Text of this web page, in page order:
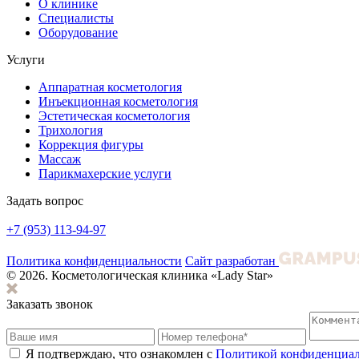
О клинике
Специалисты
Оборудование
Услуги
Аппаратная косметология
Инъекционная косметология
Эстетическая косметология
Трихология
Коррекция фигуры
Массаж
Парикмахерские услуги
Задать вопрос
+7 (953) 113-94-97
Политика конфиденциальности Сайт разработан
© 2026. Косметологическая клиника «Lady Star»
Заказать звонок
Я подтверждаю, что ознакомлен с Политикой